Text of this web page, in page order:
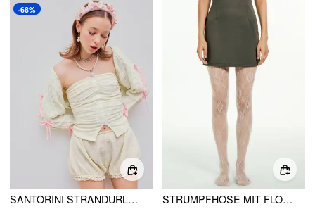
-68%
SANTORINI STRANDURLAUB BLUMENKNOPF TUBE CROP TOP
STRUMPFHOSE MIT FLORALER SPITZE